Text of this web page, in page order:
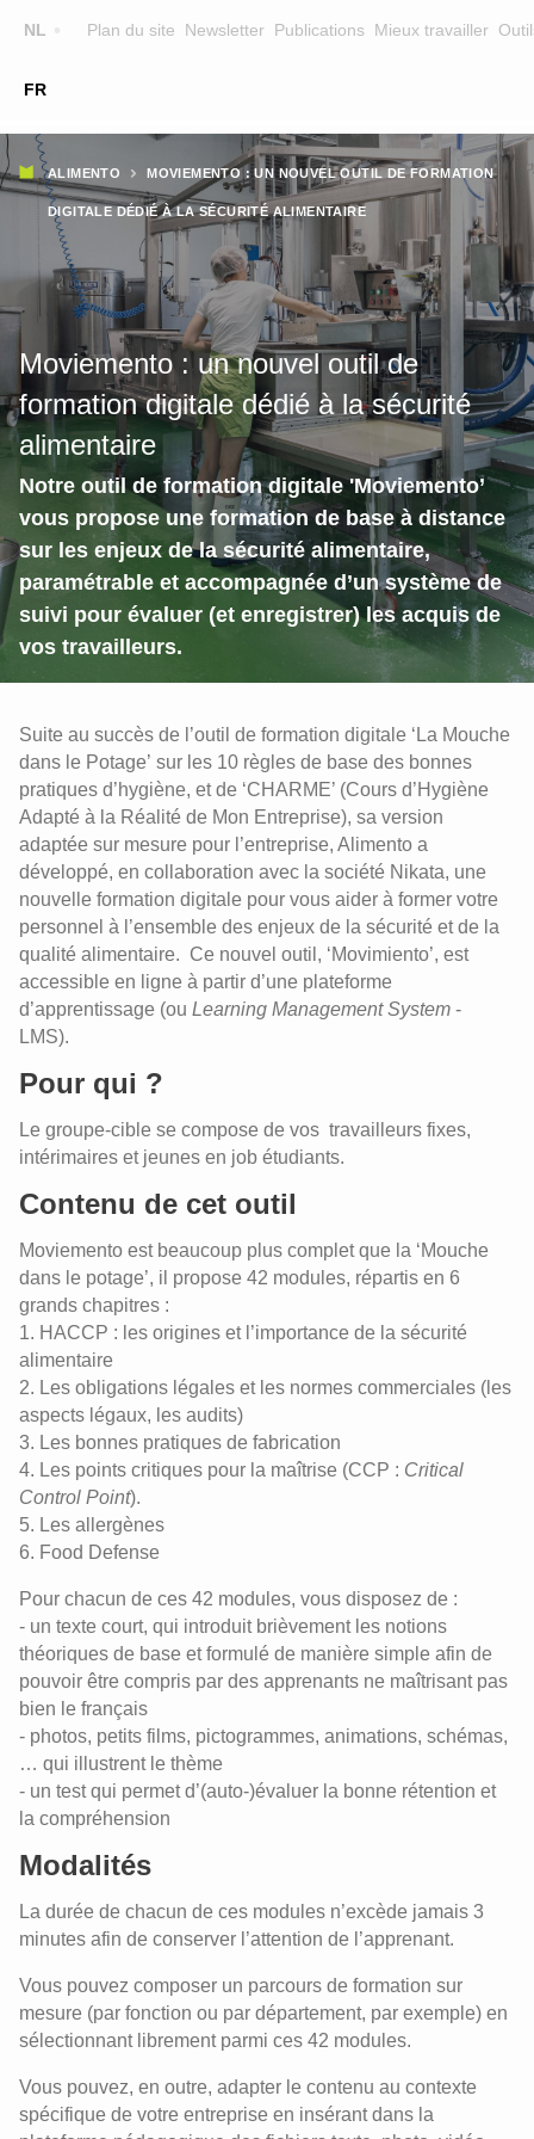
NL
FR
Plan du site Newsletter Publications Mieux travailler
Main
navigation
FORMATION
FORMATEURS
SUR ALIMENTO
EQUIPE
CONTACT
CHERCHER UNE FORMATION
Fil
d'Ariane
ALIMENTO MOVIEMENTO : UN NOUVEL OUTIL DE FORMATION
DIGITALE DÉDIÉ À LA SÉCURITÉ ALIMENTAIRE
Moviemento : un nouvel outil de
formation digitale dédié à la sécurité
alimentaire
Notre outil de formation digitale 'Moviemento’
vous propose une formation de base à distance
sur les enjeux de la sécurité alimentaire,
paramétrable et accompagnée d’un système de
suivi pour évaluer (et enregistrer) les acquis de
vos travailleurs.
Suite au succès de l’outil de formation digitale ‘La Mouche
dans le Potage’ sur les 10 règles de base des bonnes
pratiques d’hygiène, et de ‘CHARME’ (Cours d’Hygiène
Adapté à la Réalité de Mon Entreprise), sa version
adaptée sur mesure pour l’entreprise, Alimento a
développé, en collaboration avec la société Nikata, une
nouvelle formation digitale pour vous aider à former votre
personnel à l’ensemble des enjeux de la sécurité et de la
qualité alimentaire. Ce nouvel outil, ‘Movimiento’, est
accessible en ligne à partir d’une plateforme
d’apprentissage (ou Learning Management System -
LMS).
Pour qui ?
Le groupe-cible se compose de vos travailleurs fixes,
intérimaires et jeunes en job étudiants.
Contenu de cet outil
Moviemento est beaucoup plus complet que la ‘Mouche
dans le potage’, il propose 42 modules, répartis en 6
grands chapitres :
1. HACCP : les origines et l’importance de la sécurité
alimentaire
2. Les obligations légales et les normes commerciales (les
aspects légaux, les audits)
3. Les bonnes pratiques de fabrication
4. Les points critiques pour la maîtrise (CCP : Critical
Control Point).
5. Les allergènes
6. Food Defense
Pour chacun de ces 42 modules, vous disposez de :
- un texte court, qui introduit brièvement les notions
théoriques de base et formulé de manière simple afin de
pouvoir être compris par des apprenants ne maîtrisant pas
bien le français
- photos, petits films, pictogrammes, animations, schémas,
… qui illustrent le thème
- un test qui permet d’(auto-)évaluer la bonne rétention et
la compréhension
Modalités
La durée de chacun de ces modules n’excède jamais 3
minutes afin de conserver l’attention de l’apprenant.
Vous pouvez composer un parcours de formation sur
mesure (par fonction ou par département, par exemple) en
sélectionnant librement parmi ces 42 modules.
Vous pouvez, en outre, adapter le contenu au contexte
spécifique de votre entreprise en insérant dans la